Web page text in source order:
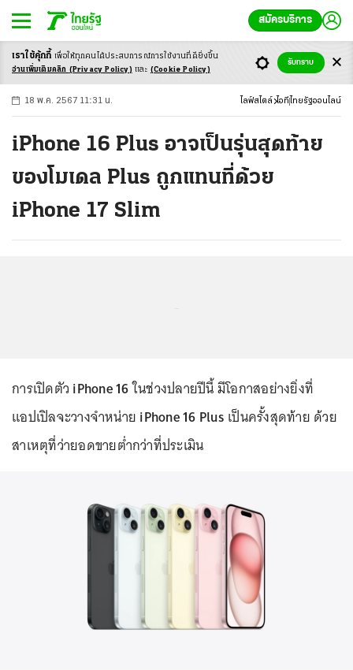
สมัครบริการ
-ก ก ก+
18 พ.ค. 2567 11:31 น. ไลฟ์สไตล์ ไอที ไทยรัฐออนไลน์
iPhone 16 Plus อาจเป็นรุ่นสุดท้าย
ของโมเดล Plus ถูกแทนที่ด้วย
iPhone 17 Slim
การเปิดตัว iPhone 16ในช่วงปลายปีนี้ มีโอกาสอย่างยิ่งที่
แอปเปิลจะวางจำหน่าย iPhone 16 Plus เป็นครั้งสุดท้าย ด้วย
สาเหตุที่ว่ายอดขายต่ำกว่าที่ประเมิน
เราใช้คุ้กกี้ เพื่อให้ทุกคนได้ประสบการณ์การใช้งานที่ดียิ่งขึ้น
อ่านเพิ่มเติมคลิก (Privacy Policy) และ (Cookie Policy)
รับทราบ